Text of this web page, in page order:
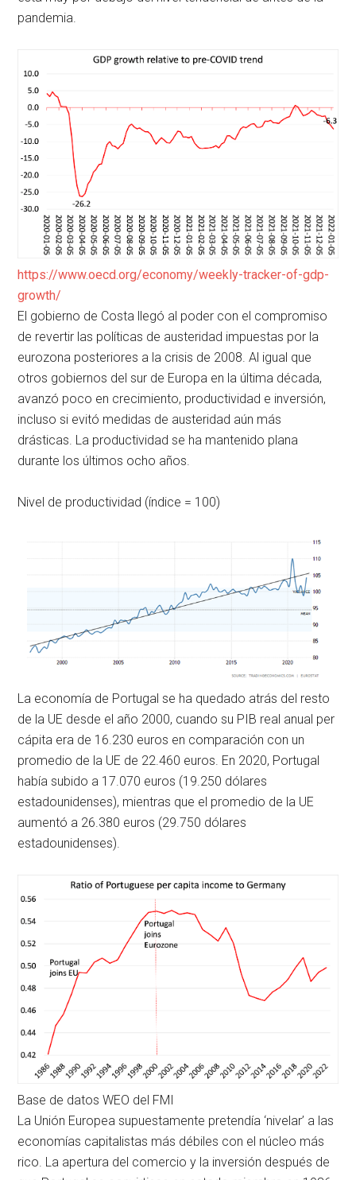
pandemia.
https://www.oecd.org/economy/weekly-tracker-of-gdp-
growth/
El gobierno de Costa llegó al poder con el compromiso
de revertir las políticas de austeridad impuestas por la
eurozona posteriores a la crisis de 2008. Al igual que
otros gobiernos del sur de Europa en la última década,
avanzó poco en crecimiento, productividad e inversión,
incluso si evitó medidas de austeridad aún más
drásticas. La productividad se ha mantenido plana
durante los últimos ocho años.
Nivel de productividad (índice = 100)
La economía de Portugal se ha quedado atrás del resto
de la UE desde el año 2000, cuando su PIB real anual per
cápita era de 16.230 euros en comparación con un
promedio de la UE de 22.460 euros. En 2020, Portugal
había subido a 17.070 euros (19.250 dólares
estadounidenses), mientras que el promedio de la UE
aumentó a 26.380 euros (29.750 dólares
estadounidenses).
Base de datos WEO del FMI
La Unión Europea supuestamente pretendía ‘nivelar’ a las
economías capitalistas más débiles con el núcleo más
rico. La apertura del comercio y la inversión después de